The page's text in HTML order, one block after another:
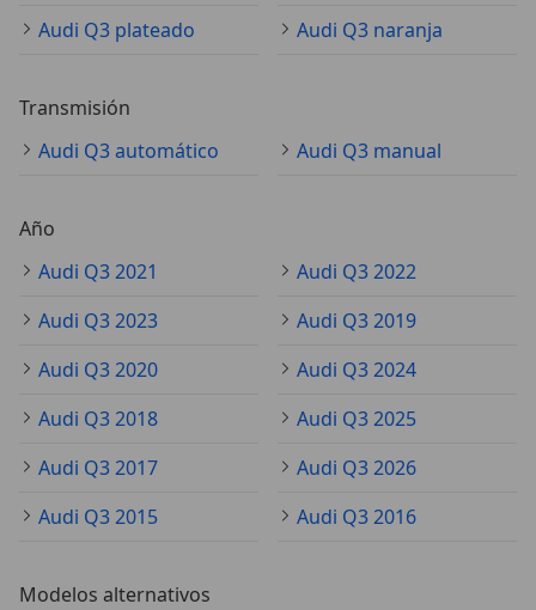
Audi Q3 plateado
Audi Q3 naranja
Transmisión
Audi Q3 automático
Audi Q3 manual
Año
Audi Q3 2021
Audi Q3 2022
Audi Q3 2023
Audi Q3 2019
Audi Q3 2020
Audi Q3 2024
Audi Q3 2018
Audi Q3 2025
Audi Q3 2017
Audi Q3 2026
Audi Q3 2015
Audi Q3 2016
Modelos alternativos